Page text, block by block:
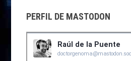
PERFIL DE MASTODON